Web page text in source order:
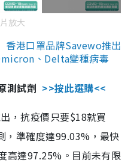
放大
香港口罩品牌Savewo推出
、Delta變種病毒
測試劑 >>按此選購<<
，抗疫價只要$18就買
，準確度達99.03%，最快
高達97.25%。目前未有限